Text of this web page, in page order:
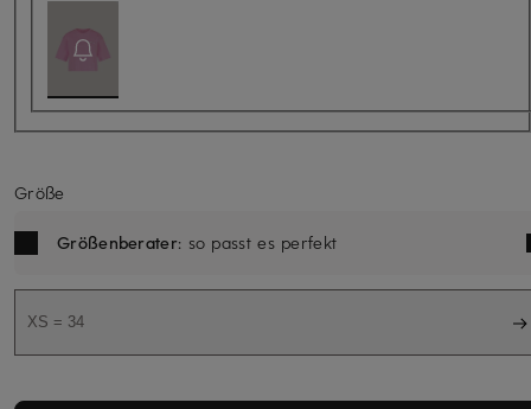
Größe
Größenberater: so passt es perfekt
XS = 34